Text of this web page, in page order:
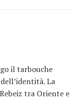
il tarbouche
La
tra Oriente e